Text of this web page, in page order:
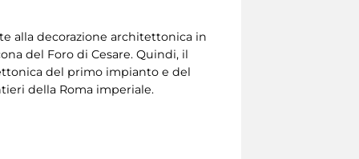
alla decorazione architettonica in
del Foro di Cesare. Quindi, il
del primo impianto e del
della Roma imperiale.